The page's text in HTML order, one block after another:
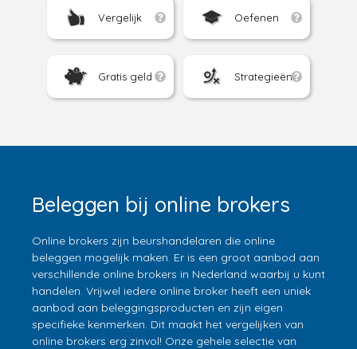
Vergelijk Oefenen
Gratis geld Strategieën
Beleggen bij online brokers
Online brokers zijn beurshandelaren die online
beleggen mogelijk maken. Er is een groot aanbod aan
verschillende online brokers in Nederland waarbij u kunt
handelen. Vrijwel iedere online broker heeft een uniek
aanbod aan beleggingsproducten en zijn eigen
specifieke kenmerken. Dit maakt het vergelijken van
online brokers erg zinvol! Onze gehele selectie van